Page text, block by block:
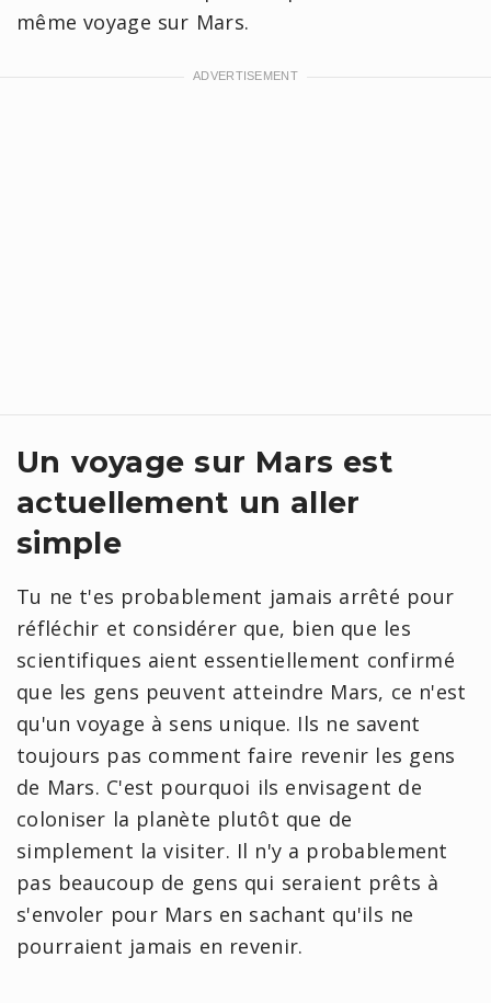
même voyage sur Mars.
Un voyage sur Mars est
actuellement un aller
simple
Tu ne t'es probablement jamais arrêté pour
réfléchir et considérer que, bien que les
scientifiques aient essentiellement confirmé
que les gens peuvent atteindre Mars, ce n'est
qu'un voyage à sens unique. Ils ne savent
toujours pas comment faire revenir les gens
de Mars. C'est pourquoi ils envisagent de
coloniser la planète plutôt que de
simplement la visiter. Il n'y a probablement
pas beaucoup de gens qui seraient prêts à
s'envoler pour Mars en sachant qu'ils ne
pourraient jamais en revenir.